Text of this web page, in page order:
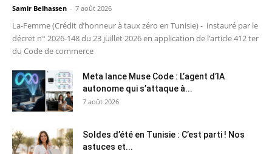
Samir Belhassen - 7 août 2026
La-Femme (Crédit d’honneur à taux zéro en Tunisie) - instauré par le
décret n° 2026-148 du 23 juillet 2026 en application de l’article 412 ter
du Code de commerce
Meta lance Muse Code : L’agent d’IA
autonome qui s’attaque à...
7 août 2026
Soldes d’été en Tunisie : C’est parti ! Nos
astuces et...